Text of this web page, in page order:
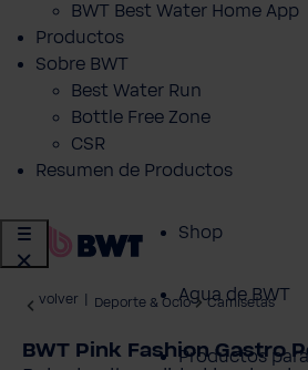
BWT Best Water Home App
Productos
Sobre BWT
Best Water Run
Bottle Free Zone
CSR
Resumen de Productos
Shop
Agua de BWT
Productos
volver Deporte & Ocio Camisetas
BWT Pink Fashion Gastro